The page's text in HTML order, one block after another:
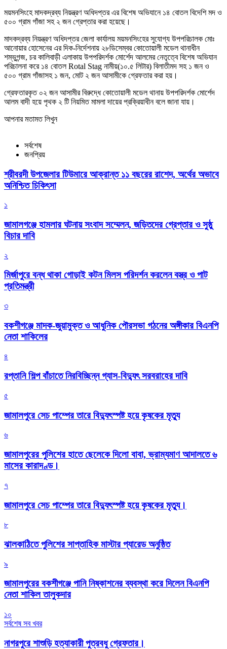
ময়মনসিংহে মাদকদ্রব্য নিয়ন্ত্রণ অধিদপ্তর এর বিশেষ অভিযানে ১৪ বোতল বিদেশি মদ ও
৫০০ গ্রাম গাঁজা সহ ২ জন গ্রেপ্তার করা হয়েছে।
মাদকদ্রব্য নিয়ন্ত্রণ অধিদপ্তর জেলা কার্যালয় ময়মনসিংহের সুযোগ্য উপপরিচালক মোঃ
আনোয়ার হোসেনের এর দিক-নির্দেশনায় ২৮ডিসেম্বর কোতোয়ালী মডেল থানাধীন
শম্ভুগন্জ, চর কালিবাড়ী এলাকায় উপপরিদর্শক মোর্শেদ আলমের নেতৃত্বে বিশেষ অভিযান
পরিচালনা করে ১৪ বোতল Rotal Stag নামীয়(১০.৫ লিটার) বিলাতীমদ সহ ১ জন ও
৫০০ গ্রাম গাঁজাসহ ১ জন, মোট ২ জন আসামীকে গ্রেফতার করা হয়।
গ্রেফতারকৃত ০২ জন আসামীর বিরুদ্ধে কোতোয়ালী মডেল থানায় উপপরিদর্শক মোর্শেদ
আলম বাদী হয়ে পৃথক ২ টি নিয়মিত মামলা দায়ের প্রক্রিয়াধীন বলে জানা যায়।
আপনার মতামত লিখুন
সর্বশেষ
জনপ্রিয়
শ্রীবরদী উপজেলার টিউমারে আক্রান্ত ১১ বছরের রাশেদ, অর্থের অভাবে
অনিশ্চিত চিকিৎসা
১
জামালগঞ্জে হামলার ঘটনায় সংবাদ সম্মেলন, জড়িতদের গ্রেপ্তার ও সুষ্ঠু
বিচার দাবি
২
মির্জাপুরে বন্ধ থাকা গোড়াই কটন মিলস পরিদর্শন করলেন বস্ত্র ও পাট
প্রতিমন্ত্রী
৩
বকশীগঞ্জে মাদক-জুয়ামুক্ত ও আধুনিক পৌরসভা গঠনের অঙ্গীকার বিএনপি
নেতা শাকিলের
৪
রপ্তানি শিল্প বাঁচাতে নিরবিচ্ছিন্ন গ্যাস-বিদ্যুৎ সরবরাহের দাবি
৫
জামালপুরে সেচ পাম্পের তারে বিদ্যুৎস্পষ্ট হয়ে কৃষকের মৃত্যু
৬
জামালপুরের পুলিশের হাতে ছেলেকে দিলো বাবা, ভ্রাম্যমাণ আদালতে ৬
মাসের কারাদণ্ড।
৭
জামালপুরে সেচ পাম্পের তারে বিদ্যুৎস্পষ্ট হয়ে কৃষকের মৃত্যু।
৮
‎ঝালকাঠিতে পুলিশের সাপ্তাহিক মাস্টার প্যারেড অনুষ্ঠিত
৯
জামালপুরের বকশীগঞ্জে পানি নিষ্কাশনের ব্যবস্থা করে দিলেন বিএনপি
নেতা শাকিল তালুকদার
১০
সর্বশেষ সব খবর
নাগরপুরে শাশুড়ি হত্যাকারী পুত্রবধু গ্রেফতার।